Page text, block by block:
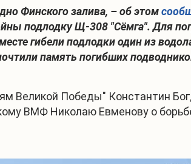
Финского залива, – об этом
подлодку Щ-308 "Сёмга". Для
гибели подлодки один из
память погибших
Великой Победы" Константин
ВМФ Николаю Евменову о